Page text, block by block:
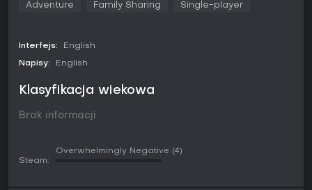
streets or on a night highway in the middle of the forest and
A choice of 10 cars.
Choice of 4 levels with different times of day.
Adventure Family Sharing Single-player
Interfejs: English
Napisy: English
Klasyfikacja wiekowa
Brak informacji
Steam:
Overwhelmingly Negative (4)